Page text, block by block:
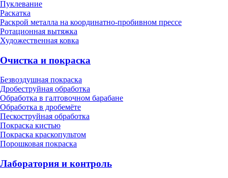
Пуклевание
Раскатка
Раскрой металла на координатно-пробивном прессе
Ротационная вытяжка
Художественная ковка
Очистка и покраска
Безвоздушная покраска
Дробеструйная обработка
Обработка в галтовочном барабане
Обработка в дробемёте
Пескоструйная обработка
Покраска кистью
Покраска краскопультом
Порошковая покраска
Лаборатория и контроль